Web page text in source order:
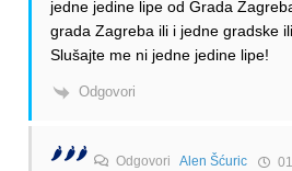
jedne jedine lipe od Grada
grada Zagreba ili i jedne gradske
Slušajte me ni jedne jedine lipe!
Odgovori
🌶️🌶️🌶️ OdgovoriAlen Šćuric